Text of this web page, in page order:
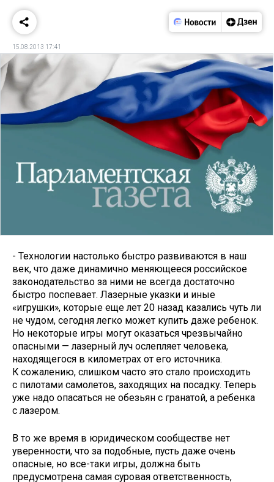
15.08.2013 17:41
- Технологии настолько быстро развиваются в наш
век, что даже динамично меняющееся российское
законодательство за ними не всегда достаточно
быстро поспевает. Лазерные указки и иные
«игрушки», которые еще лет 20 назад казались чуть ли
не чудом, сегодня легко может купить даже ребенок.
Но некоторые игры могут оказаться чрезвычайно
опасными — лазерный луч ослепляет человека,
находящегося в километрах от его источника.
К сожалению, слишком часто это стало происходить
с пилотами самолетов, заходящих на посадку. Теперь
уже надо опасаться не обезьян с гранатой, а ребенка
с лазером.
В то же время в юридическом сообществе нет
уверенности, что за подобные, пусть даже очень
опасные, но все-таки игры, должна быть
предусмотрена самая суровая ответственность,